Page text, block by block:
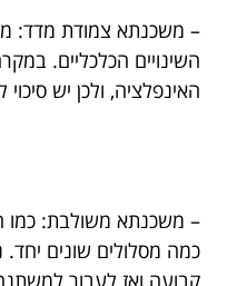
– משכנתא צמודת מדד:
השינויים הכלכליים.
האינפלציה, ולכן יש
– משכנתא משולבת:
כמה מסלולים שונים יחד.